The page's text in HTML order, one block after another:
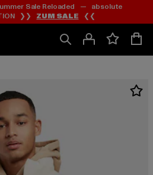
Zum
Inhalt
springen
Zum
Fußzeile
springen
Sale Reloaded — absolute
❯❯ ZUM SALE ❮❮